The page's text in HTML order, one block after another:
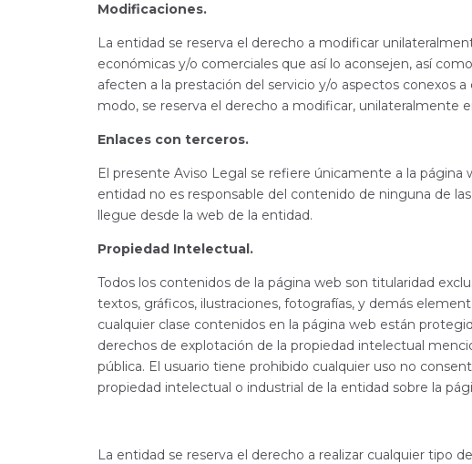
Modificaciones.
La entidad se reserva el derecho a modificar
económicas y/o comerciales que así lo aconsejen, así
afecten a la prestación del servicio y/o aspectos conexos
modo, se reserva el derecho a modificar, unilateralmente
Enlaces con terceros.
El presente Aviso Legal se refiere únicamente a la página
entidad no es responsable del contenido de ninguna de
llegue desde la web de la entidad.
Propiedad Intelectual.
Todos los contenidos de la página web son titularidad
textos, gráficos, ilustraciones, fotografías, y demás
cualquier clase contenidos en la página web están
derechos de explotación de la propiedad intelectual
pública. El usuario tiene prohibido cualquier uso no
propiedad intelectual o industrial de la entidad sobre la
La entidad se reserva el derecho a realizar cualquier tipo